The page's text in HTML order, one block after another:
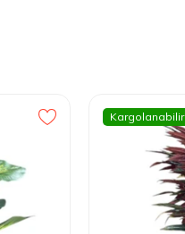
Kargolanabilir